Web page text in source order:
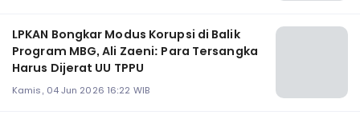
LPKAN Bongkar Modus Korupsi di Balik
Program MBG, Ali Zaeni: Para Tersangka
Harus Dijerat UU TPPU
Kamis, 04 Jun 2026 16:22 WIB